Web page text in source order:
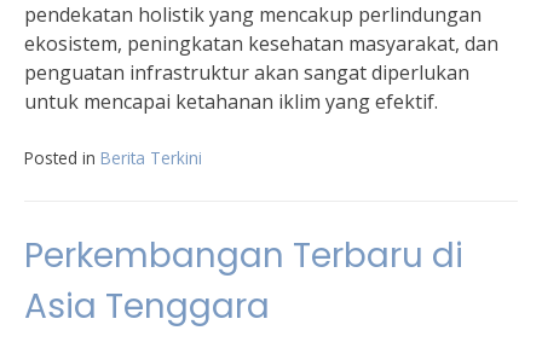
pendekatan holistik yang mencakup perlindungan
ekosistem, peningkatan kesehatan masyarakat, dan
penguatan infrastruktur akan sangat diperlukan
untuk mencapai ketahanan iklim yang efektif.
Posted in Berita Terkini
Perkembangan Terbaru di
Asia Tenggara